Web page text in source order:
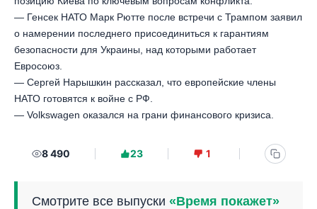
— Генсек НАТО Марк Рютте после встречи с Трампом заявил
о намерении последнего присоединиться к гарантиям
безопасности для Украины, над которыми работает
Евросоюз.
— Сергей Нарышкин рассказал, что европейские члены
НАТО готовятся к войне с РФ.
— Volkswagen оказался на грани финансового кризиса.
8 490 23 1
Смотрите все выпуски «Время покажет»